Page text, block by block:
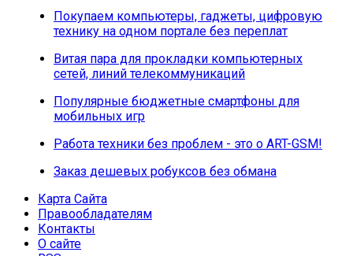
Покупаем компьютеры, гаджеты, цифровую
технику на одном портале без переплат
Витая пара для прокладки компьютерных
сетей, линий телекоммуникаций
Популярные бюджетные смартфоны для
мобильных игр
Работа техники без проблем - это о ART-GSM!
Заказ дешевых робуксов без обмана
Карта Сайта
Правообладателям
Контакты
О сайте